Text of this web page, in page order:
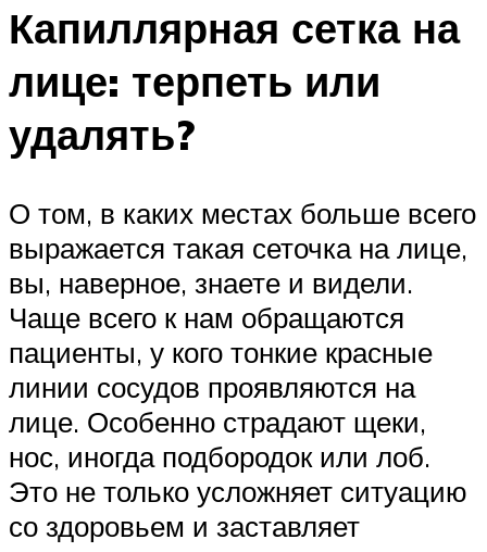
Капиллярная сетка на
лице: терпеть или
удалять?
О том, в каких местах больше всего
выражается такая сеточка на лице,
вы, наверное, знаете и видели.
Чаще всего к нам обращаются
пациенты, у кого тонкие красные
линии сосудов проявляются на
лице. Особенно страдают щеки,
нос, иногда подбородок или лоб.
Это не только усложняет ситуацию
со здоровьем и заставляет